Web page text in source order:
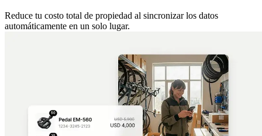
Reduce tu costo total de propiedad al sincronizar los datos
automáticamente en un solo lugar.